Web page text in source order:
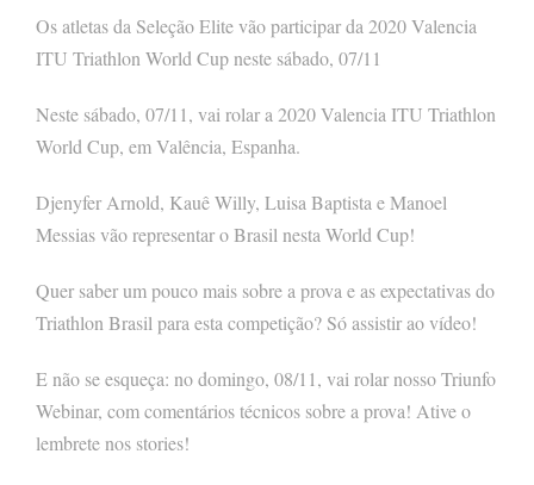
Os atletas da Seleção Elite vão participar da 2020 Valencia
ITU Triathlon World Cup neste sábado, 07/11
Neste sábado, 07/11, vai rolar a 2020 Valencia ITU Triathlon
World Cup, em Valência, Espanha.
Djenyfer Arnold, Kauê Willy, Luisa Baptista e Manoel
Messias vão representar o Brasil nesta World Cup!
Quer saber um pouco mais sobre a prova e as expectativas do
Triathlon Brasil para esta competição? Só assistir ao vídeo!
E não se esqueça: no domingo, 08/11, vai rolar nosso Triunfo
Webinar, com comentários técnicos sobre a prova! Ative o
lembrete nos stories!